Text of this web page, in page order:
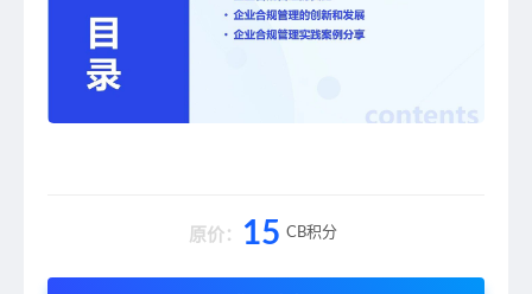
原价： 15 CB积分